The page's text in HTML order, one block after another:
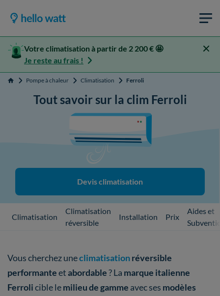
Votre climatisation à partir de 2 200 € 🤩
Je reste au frais !
Accueil Pompe à chaleur Climatisation Ferroli
Tout savoir sur la clim Ferroli
Devis climatisation
Climatisation
Climatisation
réversible
Installation Prix
Aides et
Vous cherchez uneclimatisationréversible
performanteetabordable? La marque italienne
Ferrolicible lemilieu de gamme avec ses modèles